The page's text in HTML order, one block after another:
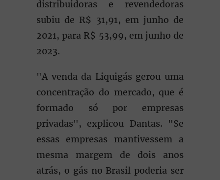
distribuidoras e revendedoras
subiu de R$ 31,91, em junho de
2021, para R$ 53,99, em junho de
2023.
"A venda da Liquigás gerou uma
concentração do mercado, que é
formado só por empresas
privadas", explicou Dantas. "Se
essas empresas mantivessem a
mesma margem de dois anos
atrás, o gás no Brasil poderia ser